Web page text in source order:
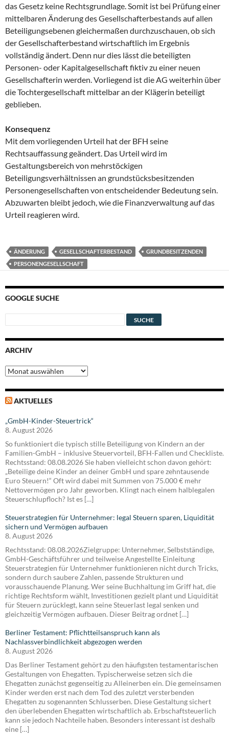
das Gesetz keine Rechtsgrundlage. Somit ist bei Prüfung einer
mittelbaren Änderung des Gesellschafterbestands auf allen
Beteiligungsebenen gleichermaßen durchzuschauen, ob sich
der Gesellschafterbestand wirtschaftlich im Ergebnis
vollständig ändert. Denn nur dies lässt die beteiligten
Personen- oder Kapitalgesellschaft fiktiv zu einer neuen
Gesellschafterin werden. Vorliegend ist die AG weiterhin über
die Tochtergesellschaft mittelbar an der Klägerin beteiligt
geblieben.
Konsequenz
Mit dem vorliegenden Urteil hat der BFH seine
Rechtsauffassung geändert. Das Urteil wird im
Gestaltungsbereich von mehrstöckigen
Beteiligungsverhältnissen an grundstücksbesitzenden
Personengesellschaften von entscheidender Bedeutung sein.
Abzuwarten bleibt jedoch, wie die Finanzverwaltung auf das
Urteil reagieren wird.
ÄNDERUNG GESELLSCHAFTERBESTAND
GRUNDBESITZENDEN
PERSONENGESELLSCHAFT
GOOGLE SUCHE
ARCHIV
Archiv
AKTUELLES
„GmbH-Kinder-Steuertrick“
8. August 2026
So funktioniert die typisch stille Beteiligung von Kindern an der
Familien-GmbH – inklusive Steuervorteil, BFH-Fallen und Checkliste.
Rechtsstand: 08.08.2026 Sie haben vielleicht schon davon gehört:
„Beteilige deine Kinder an deiner GmbH und spare zehntausende
Euro Steuern!“ Oft wird dabei mit Summen von 75.000 € mehr
Nettovermögen pro Jahr geworben. Klingt nach einem halblegalen
Steuerschlupfloch? Ist es […]
Steuerstrategien für Unternehmer: legal Steuern sparen, Liquidität
sichern und Vermögen aufbauen
8. August 2026
Rechtsstand: 08.08.2026Zielgruppe: Unternehmer, Selbstständige,
GmbH-Geschäftsführer und teilweise Angestellte Einleitung
Steuerstrategien für Unternehmer funktionieren nicht durch Tricks,
sondern durch saubere Zahlen, passende Strukturen und
vorausschauende Planung. Wer seine Buchhaltung im Griff hat, die
richtige Rechtsform wählt, Investitionen gezielt plant und Liquidität
für Steuern zurücklegt, kann seine Steuerlast legal senken und
gleichzeitig Vermögen aufbauen. Dieser Beitrag ordnet […]
Berliner Testament: Pflichtteilsanspruch kann als
Nachlassverbindlichkeit abgezogen werden
8. August 2026
Das Berliner Testament gehört zu den häufigsten testamentarischen
Gestaltungen von Ehegatten. Typischerweise setzen sich die
Ehegatten zunächst gegenseitig zu Alleinerben ein. Die gemeinsamen
Kinder werden erst nach dem Tod des zuletzt versterbenden
Ehegatten zu sogenannten Schlusserben. Diese Gestaltung sichert
den überlebenden Ehegatten wirtschaftlich ab. Erbschaftsteuerlich
kann sie jedoch Nachteile haben. Besonders interessant ist deshalb
eine […]